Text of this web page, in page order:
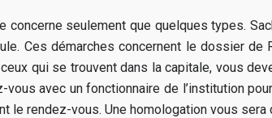
concerne seulement que quelques types.
Ces démarches concernent le dossier
ceux qui se trouvent dans la capitale, vous
vous avec un fonctionnaire de l’institution
le rendez-vous. Une homologation vous